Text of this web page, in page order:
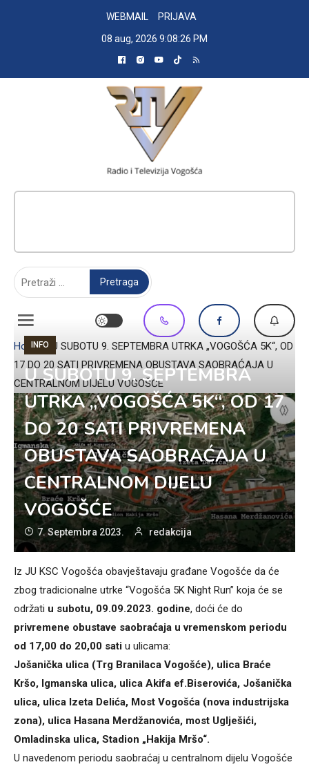
WEBMAIL
PRIJAVA
08 aug, 2026 9:08:27 PM
Home»
U SUBOTU 9. SEPTEMBRA UTRKA „VOGOŠĆA 5K“, OD
17 DO 20 SATI PRIVREMENA OBUSTAVA SAOBRAĆAJA U
CENTRALNOM DIJELU VOGOŠĆE
INFO
U SUBOTU 9. SEPTEMBRA
UTRKA „VOGOŠĆA 5K“, OD 17
DO 20 SATI PRIVREMENA
OBUSTAVA SAOBRAĆAJA U
CENTRALNOM DIJELU
VOGOŠĆE
7. Septembra 2023. redakcija
Iz JU KSC Vogošća obavještavaju građane Vogošće da će
zbog tradicionalne utrke “Vogošća 5K Night Run” koja će se
održati u subotu, 09.09.2023. godine, doći će do
privremene obustave saobraćaja u vremenskom periodu
od 17,00 do 20,00 sati u ulicama:
Jošanička ulica (Trg Branilaca Vogošće), ulica Braće
Kršo, Igmanska ulica, ulica Akifa ef.Biserovića, Jošanička
ulica, ulica Izeta Delića, Most Vogošća (nova industrijska
zona), ulica Hasana Merdžanovića, most Uglješići,
Omladinska ulica, Stadion „Hakija Mršo“.
U navedenom periodu saobraćaj u centralnom dijelu Vogošće